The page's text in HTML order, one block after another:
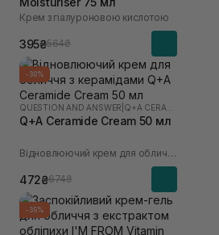
Крем з гіалуроновою кислотою
395₴564₴
-30%
QUESTION AND ANSWER
Q+A Ceramide Cream 50 мл
Відновлюючий крем для обличчя з керамідами
472₴674₴
-35%